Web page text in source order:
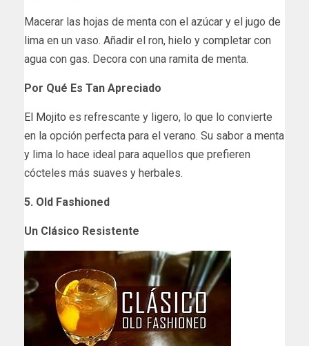
Macerar las hojas de menta con el azúcar y el jugo de
lima en un vaso. Añadir el ron, hielo y completar con
agua con gas. Decora con una ramita de menta.
Por Qué Es Tan Apreciado
El Mojito es refrescante y ligero, lo que lo convierte
en la opción perfecta para el verano. Su sabor a menta
y lima lo hace ideal para aquellos que prefieren
cócteles más suaves y herbales.
5. Old Fashioned
Un Clásico Resistente